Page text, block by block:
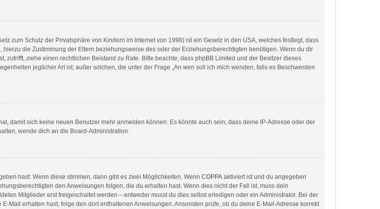
zum Schutz der Privatsphäre von Kindern im Internet von 1998) ist ein Gesetz in den USA, welches festlegt, dass
die Zustimmung der Eltern beziehungsweise des oder der Erziehungsberechtigten benötigen. Wenn du dir
zutrifft, ziehe einen rechtlichen Beistand zu Rate. Bitte beachte, dass phpBB Limited und der Besitzer dieses
jeglicher Art ist; außer solchen, die unter der Frage „An wen soll ich mich wenden, falls es Beschwerden
damit sich keine neuen Benutzer mehr anmelden können. Es könnte auch sein, dass deine IP-Adresse oder der
wende dich an die Board-Administration.
hast. Wenn diese stimmen, dann gibt es zwei Möglichkeiten. Wenn COPPA aktiviert ist und du angegeben
den Anweisungen folgen, die du erhalten hast. Wenn dies nicht der Fall ist, muss dein
Mitglieder erst freigeschaltet werden – entweder musst du dies selbst erledigen oder ein Administrator. Bei der
Mail erhalten hast, folge den dort enthaltenen Anweisungen. Ansonsten prüfe, ob du deine E-Mail-Adresse korrekt